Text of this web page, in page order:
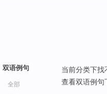
双语例句
全部
当前分类下找
查看双语例句